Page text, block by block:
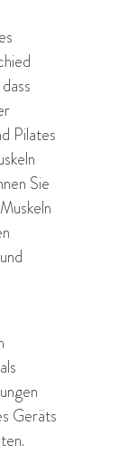
Pilates
Sie
Geräts